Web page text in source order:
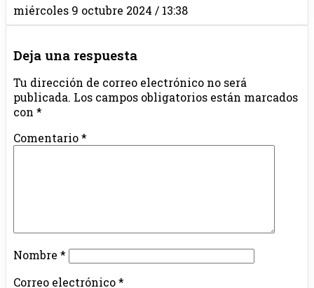
miércoles 9 octubre 2024 / 13:38
Deja una respuesta
Tu dirección de correo electrónico no será
publicada. Los campos obligatorios están marcados
con *
Comentario*
Nombre *
Correo electrónico*